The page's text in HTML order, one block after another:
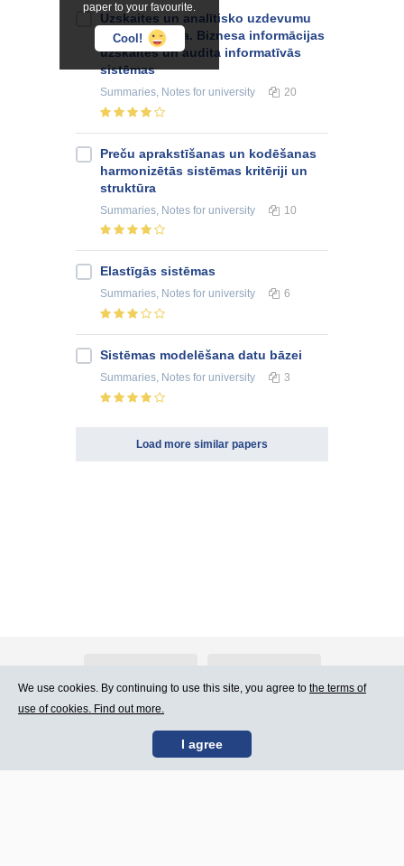
paper to your favourite.
Cool!
Uzskaites un analītisko uzdevumu
automatizācija. Biznesa informācijas
uzskaites un audita informatīvās
sistēmas
Summaries, Notes for university 20
Preču aprakstīšanas un kodēšanas
harmonizētās sistēmas kritēriji un
struktūra
Summaries, Notes for university 10
Elastīgās sistēmas
Summaries, Notes for university 6
Sistēmas modelēšana datu bāzei
Summaries, Notes for university 3
Load more similar papers
Contact Us Terms of Use
We use cookies. By continuing to use this site, you agree to the terms of
use of cookies. Find out more.
I agree